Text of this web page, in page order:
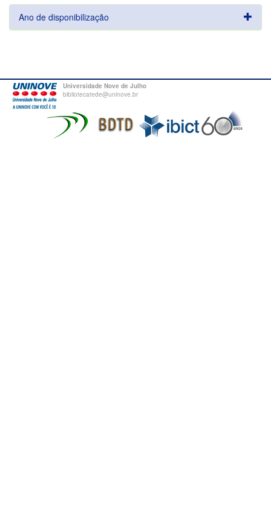
Ano de disponibilização
Universidade Nove de Julho
bibliotecatede@uninove.br